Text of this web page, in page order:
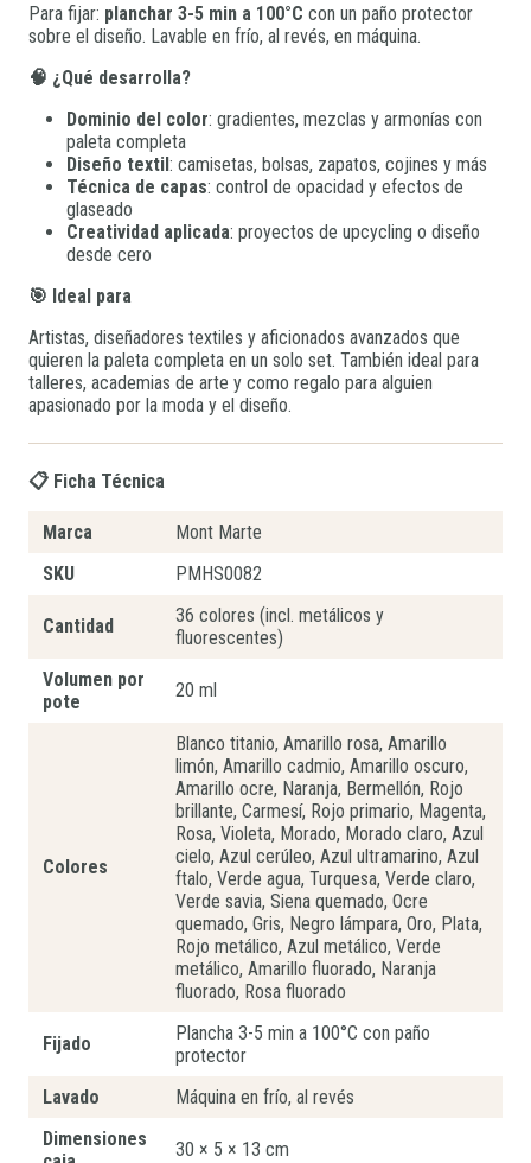
Para fijar: planchar 3-5 min a 100°C con un paño protector
sobre el diseño. Lavable en frío, al revés, en máquina.
🧠 ¿Qué desarrolla?
Dominio del color: gradientes, mezclas y armonías con
paleta completa
Diseño textil: camisetas, bolsas, zapatos, cojines y más
Técnica de capas: control de opacidad y efectos de
glaseado
Creatividad aplicada: proyectos de upcycling o diseño
desde cero
🎯 Ideal para
Artistas, diseñadores textiles y aficionados avanzados que
quieren la paleta completa en un solo set. También ideal para
talleres, academias de arte y como regalo para alguien
apasionado por la moda y el diseño.
📋 Ficha Técnica
Marca
Mont Marte
SKU
PMHS0082
Cantidad
36 colores (incl. metálicos y
fluorescentes)
Volumen por
pote
20 ml
Colores
Blanco titanio, Amarillo rosa, Amarillo
limón, Amarillo cadmio, Amarillo oscuro,
Amarillo ocre, Naranja, Bermellón, Rojo
brillante, Carmesí, Rojo primario, Magenta,
Rosa, Violeta, Morado, Morado claro, Azul
cielo, Azul cerúleo, Azul ultramarino, Azul
ftalo, Verde agua, Turquesa, Verde claro,
Verde savia, Siena quemado, Ocre
quemado, Gris, Negro lámpara, Oro, Plata,
Rojo metálico, Azul metálico, Verde
metálico, Amarillo fluorado, Naranja
fluorado, Rosa fluorado
Fijado
Plancha 3-5 min a 100°C con paño
protector
Lavado
Máquina en frío, al revés
Dimensiones
30 × 5 × 13 cm